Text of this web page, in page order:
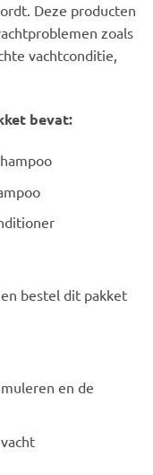
Deze producten
zoals
vachtconditie,
bevat:
bestel dit pakket
en de